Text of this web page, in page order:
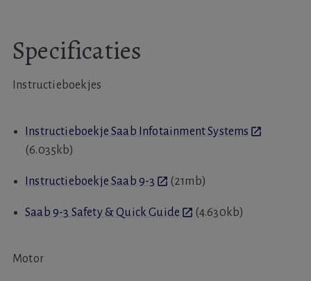
Specificaties
Instructieboekjes
Instructieboekje Saab Infotainment Systems
(6.035kb)
Instructieboekje Saab 9-3 (21mb)
Saab 9-3 Safety & Quick Guide (4.630kb)
Motor